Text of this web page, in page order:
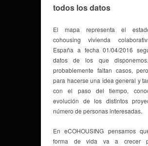
todos los datos
El mapa representa el
cohousing vivienda
España a fecha 01/04/2016
datos de los que
probablemente faltan casos,
para hacerse una idea general y
con el paso del tiempo,
evolución de los distintos
número de personas interesadas.
En eCOHOUSING pensamos
forma de vida va a crecer